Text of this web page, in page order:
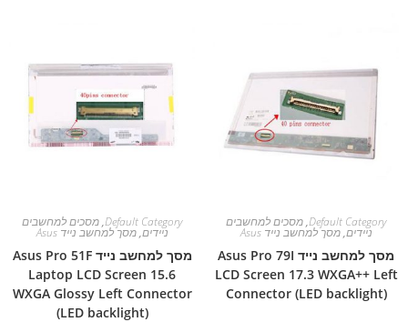
Default Category
,מסכים למחשבים
ניידים,מסך למחשב נייד Asus
מסך למחשב נייד Asus Pro 79I
LCD Screen 17.3 WXGA++ Left
Connector (LED backlight)
Default Category
,מסכים למחשבים
ניידים,מסך למחשב נייד Asus
מסך למחשב נייד Asus Pro 51F
Laptop LCD Screen 15.6
WXGA Glossy Left Connector
(LED backlight)